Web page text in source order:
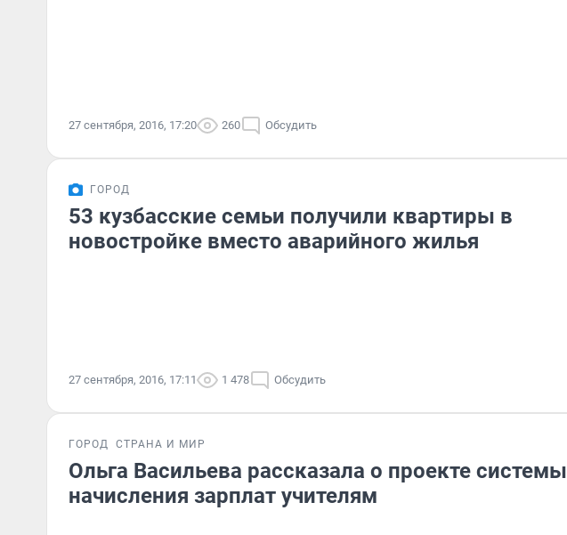
27 сентября, 2016, 17:20 260 Обсудить
ГОРОД
53 кузбасские семьи получили квартиры в
новостройке вместо аварийного жилья
27 сентября, 2016, 17:11 1 478 Обсудить
ГОРОД СТРАНА И МИР
Ольга Васильева рассказала о проекте системы
начисления зарплат учителям